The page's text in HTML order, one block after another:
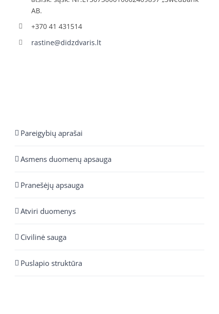
AB.
+370 41 431514
rastine@didzdvaris.lt
Pareigybių aprašai
Asmens duomenų apsauga
Pranešėjų apsauga
Atviri duomenys
Civilinė sauga
Puslapio struktūra